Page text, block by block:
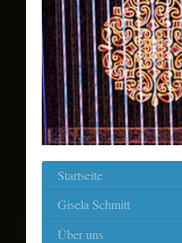
Startseite
Gisela Schmitt
Über uns